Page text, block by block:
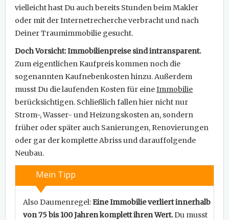
vielleicht hast Du auch bereits Stunden beim Makler
oder mit der Internetrecherche verbracht und nach
Deiner Traumimmobilie gesucht.
Doch Vorsicht: Immobilienpreise sind intransparent.
Zum eigentlichen Kaufpreis kommen noch die
sogenannten Kaufnebenkosten hinzu. Außerdem
musst Du die laufenden Kosten für eineImmobilie
berücksichtigen. Schließlich fallen hier nicht nur
Strom-, Wasser- und Heizungskosten an, sondern
früher oder später auch Sanierungen, Renovierungen
oder gar der komplette Abriss und darauffolgende
Neubau.
Mein Tipp
Also Daumenregel:Eine Immobilie verliert innerhalb
von 75 bis 100 Jahren komplett ihren Wert.Du musst